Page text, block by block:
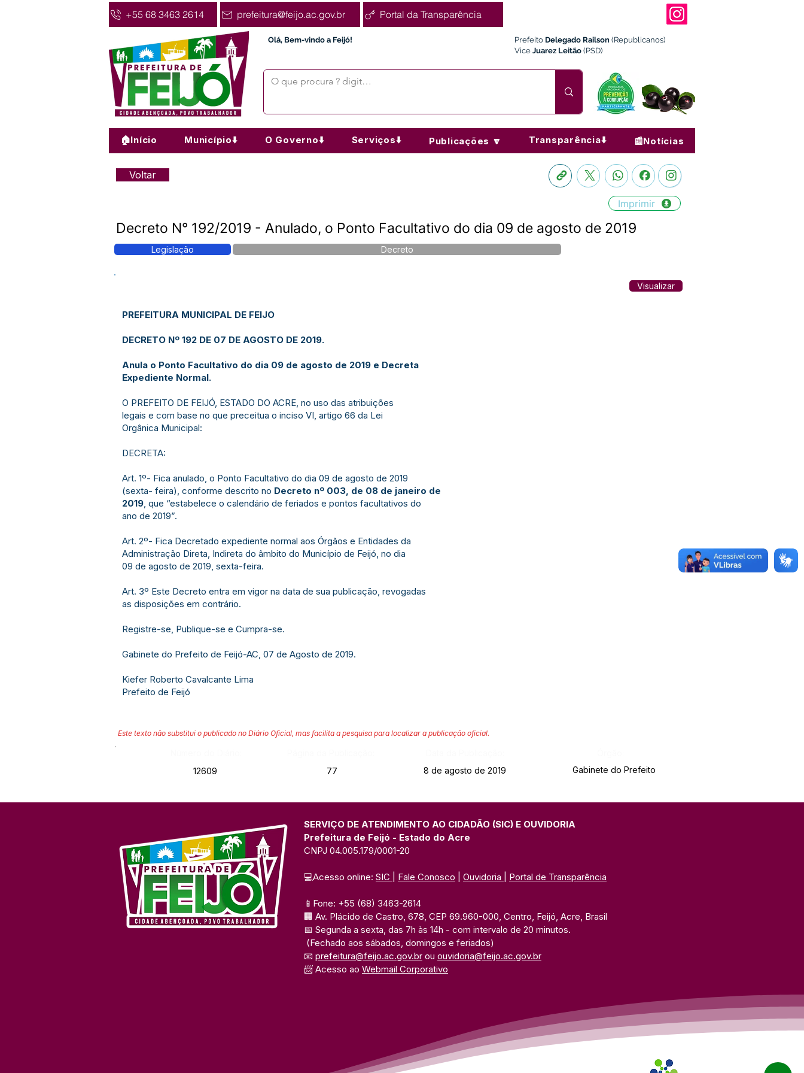
+55 68 3463 2614 prefeitura@feijo.ac.gov.br Portal da Transparência
Olá, Bem-vindo a Feijó! Prefeito Delegado Railson (Republicanos)
Vice Juarez Leitão (PSD)
🏠Início Município⬇️ O Governo⬇️ Serviços⬇️ Publicações 🔽 Transparência⬇️ 📰Notícias
Voltar
Imprimir
Decreto N° 192/2019 - Anulado, o Ponto Facultativo do dia 09 de agosto de 2019
Legislação Decreto
Visualizar
PREFEITURA MUNICIPAL DE FEIJO
DECRETO Nº 192 DE 07 DE AGOSTO DE 2019.
Anula o Ponto Facultativo do dia 09 de agosto de 2019 e Decreta
Expediente Normal.
O PREFEITO DE FEIJÓ, ESTADO DO ACRE, no uso das atribuições
legais e com base no que preceitua o inciso VI, artigo 66 da Lei
Orgânica Municipal:
DECRETA:
Art. 1º- Fica anulado, o Ponto Facultativo do dia 09 de agosto de 2019
(sexta- feira), conforme descrito no Decreto nº 003, de 08 de janeiro de
2019, que “estabelece o calendário de feriados e pontos facultativos do
ano de 2019”.
Art. 2º- Fica Decretado expediente normal aos Órgãos e Entidades da
Administração Direta, Indireta do âmbito do Município de Feijó, no dia
09 de agosto de 2019, sexta-feira.
Art. 3º Este Decreto entra em vigor na data de sua publicação, revogadas
as disposições em contrário.
Registre-se, Publique-se e Cumpra-se.
Gabinete do Prefeito de Feijó-AC, 07 de Agosto de 2019.
Kiefer Roberto Cavalcante Lima
Prefeito de Feijó
Este texto não substitui o publicado no Diário Oficial, mas facilita a pesquisa para localizar a publicação oficial.
12609
77 8 de agosto de 2019 Gabinete do Prefeito
SERVIÇO DE ATENDIMENTO AO CIDADÃO (SIC) E OUVIDORIA
Prefeitura de Feijó - Estado do Acre
CNPJ 04.005.179/0001-20
💻Acesso online: SIC Fale Conosco Ouvidoria Portal de Transparência
📱Fone: +55 (68) 3463-2614
🏢 Av. Plácido de Castro, 678, CEP 69.960-000, Centro, Feijó, Acre, Brasil
📅 Segunda a sexta, das 7h às 14h - com intervalo de 20 minutos.
(Fechado aos sábados, domingos e feriados)
📧 prefeitura@feijo.ac.gov.br ou ouvidoria@feijo.ac.gov.br
📨 Acesso ao Webmail Corporativo